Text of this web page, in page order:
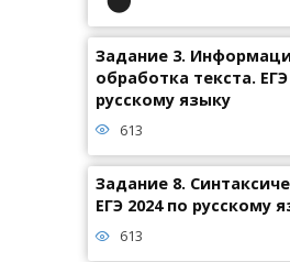
Задание 3.
обработка текста. ЕГЭ
русскому языку
613
Задание 8.
ЕГЭ 2024 по русскому
613